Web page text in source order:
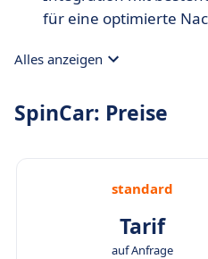
für eine optimierte
Alles anzeigen
SpinCar: Preise
standard
Tarif
auf Anfrage